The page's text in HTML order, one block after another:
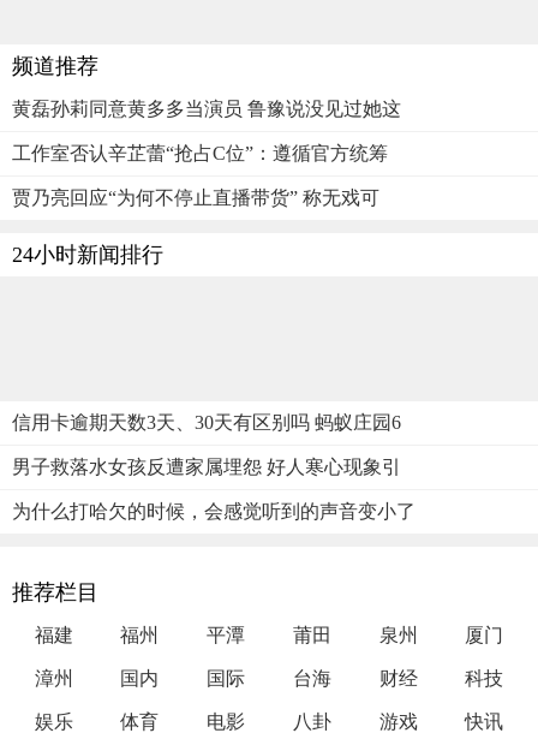
频道推荐
黄磊孙莉同意黄多多当演员 鲁豫说没见过她这
工作室否认辛芷蕾“抢占C位”：遵循官方统筹
贾乃亮回应“为何不停止直播带货” 称无戏可
24小时新闻排行
信用卡逾期天数3天、30天有区别吗 蚂蚁庄园6
男子救落水女孩反遭家属埋怨 好人寒心现象引
为什么打哈欠的时候，会感觉听到的声音变小了
推荐栏目
福建 福州 平潭 莆田 泉州 厦门
漳州 国内 国际 台海 财经 科技
娱乐 体育 电影 八卦 游戏 快讯